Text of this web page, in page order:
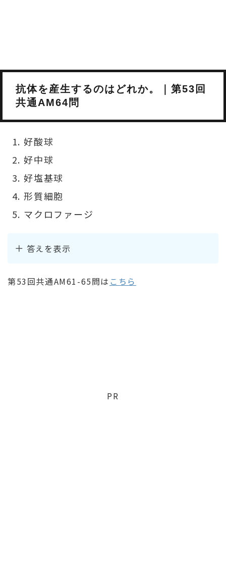
抗体を産生するのはどれか。｜第53回
共通AM64問
好酸球
好中球
好塩基球
形質細胞
マクロファージ
答えを表示
第53回共通AM61-65問は こちら
PR